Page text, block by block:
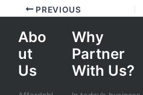
PREVIOUS
Abo
ut
Us
Why
Partner
With Us?